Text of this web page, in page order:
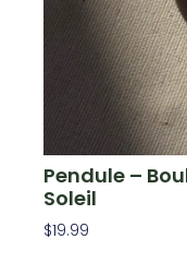
Pendule –
Soleil
$19.99